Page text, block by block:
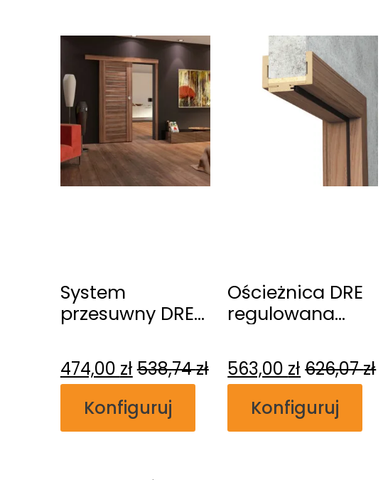
System
przesuwny DRE
474,00 zł 538,74zł
Konfiguruj
Ościeżnica DRE
regulowana
563,00 zł 626,07zł
Konfiguruj